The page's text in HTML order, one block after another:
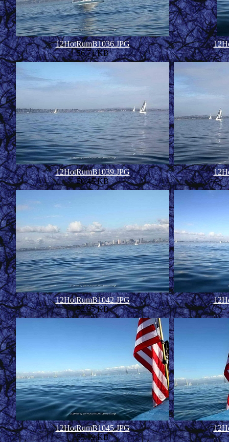
12HotRumB1036.JPG
56.71 KB
12HotRumB1039.JPG
50.45 KB
12HotRumB1042.JPG
52.95 KB
12HotRumB1045.JPG
55.19 KB